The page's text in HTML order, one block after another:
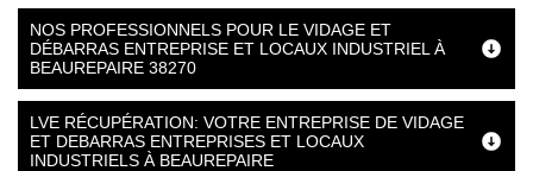
NOS PROFESSIONNELS POUR LE VIDAGE ET
DÉBARRAS ENTREPRISE ET LOCAUX INDUSTRIEL À
BEAUREPAIRE 38270
LVE RÉCUPÉRATION: VOTRE ENTREPRISE DE VIDAGE
ET DEBARRAS ENTREPRISES ET LOCAUX
INDUSTRIELS À BEAUREPAIRE